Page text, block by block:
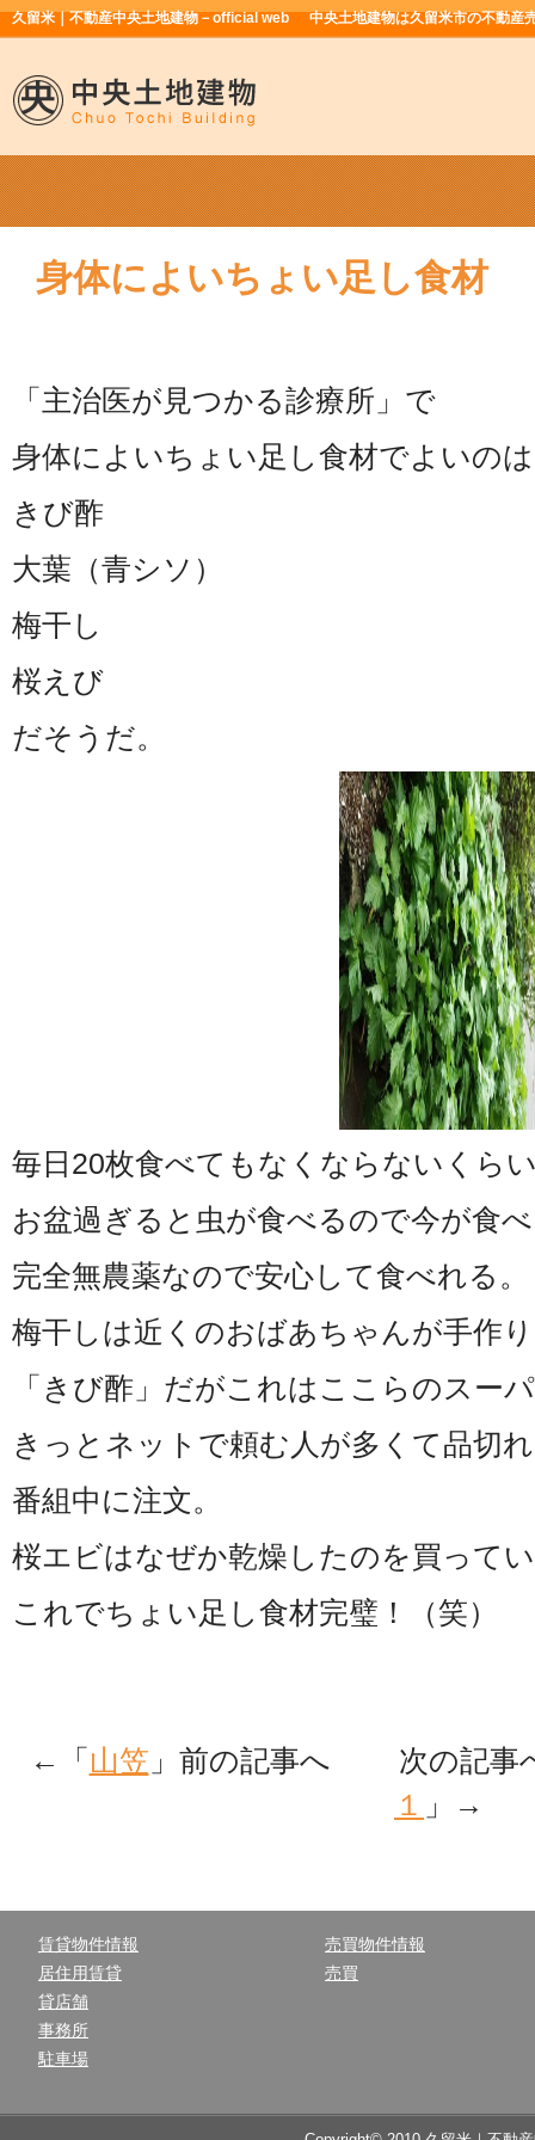
久留米｜不動産中央土地建物－official web 中央土地建物は久留米市の不動産
身体によいちょい足し食材
「主治医が見つかる診療所」で
身体によいちょい足し食材でよいのは
きび酢
大葉（青シソ）
梅干し
桜えび
だそうだ。
毎日20枚食べてもなくならないくら
お盆過ぎると虫が食べるので今が食
完全無農薬なので安心して食べれる。
梅干しは近くのおばあちゃんが手作
「きび酢」だがこれはここらのスー
きっとネットで頼む人が多くて品切
番組中に注文。
桜エビはなぜか乾燥したのを買って
これでちょい足し食材完璧！（笑）
←「 山笠 」前の記事へ 次の記事
１ 」→
賃貸物件情報
居住用賃貸
貸店舗
事務所
駐車場
売買物件情報
売買